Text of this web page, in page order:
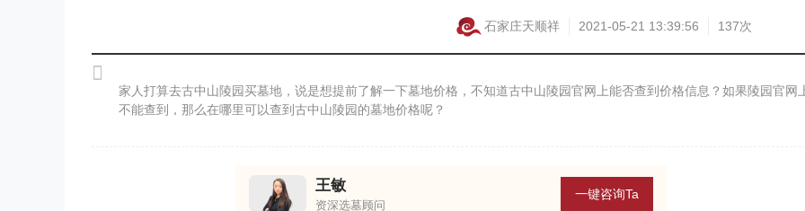
石家庄天顺祥 2021-05-21 13:39:56 137次
家人打算去古中山陵园买墓地，说是想提前了解一下墓地价格，不知道古中山陵园官网上能否查到价格信息？如果陵园官网
不能查到，那么在哪里可以查到古中山陵园的墓地价格呢？
王敏
资深选墓顾问
一键咨询Ta